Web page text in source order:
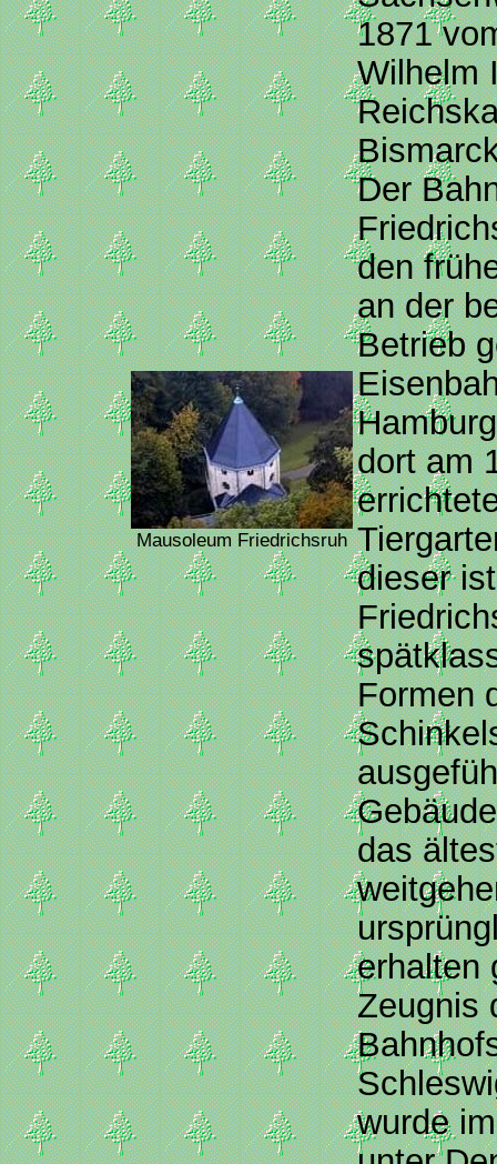
Mausoleum Friedrichsruh
1871
Wilhelm
Der
den
an der
Betrieb
dort am
dieser
Formen
das
erhalten
Zeugnis
wurde